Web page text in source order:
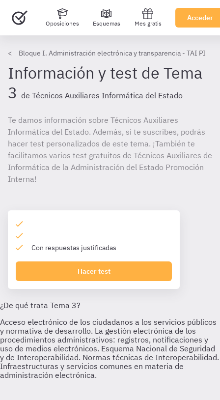
Oposiciones Esquemas Mes gratis
Acceder
Bloque I. Administración electrónica y transparencia - TAI PI
Información y test de Tema
3 de Técnicos Auxiliares Informática del Estado
Te damos información sobre Técnicos Auxiliares
Informática del Estado. Además, si te suscribes, podrás
hacer test personalizados de este tema. ¡También te
facilitamos varios test gratuitos de Técnicos Auxiliares de
Informática de la Administración del Estado Promoción
Interna!
Con respuestas justificadas
Hacer test